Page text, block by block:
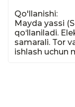
Qo'llanishi:
Mayda yassi
qo‘llaniladi.
samarali. Tor
ishlash uchun